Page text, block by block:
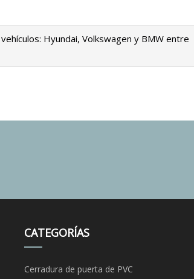
Hyundai, Volkswagen y BMW entre
CATEGORÍAS
Cerradura de puerta de PVC